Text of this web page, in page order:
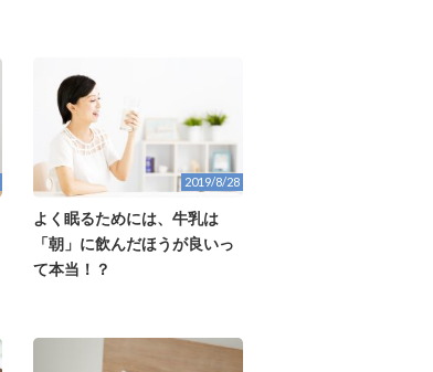
2019/8/28
よく眠るためには、牛乳は
「朝」に飲んだほうが良いっ
て本当！？